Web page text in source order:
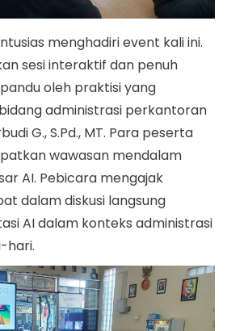
menghadiri event kali ini.
sesi interaktif dan penuh
oleh praktisi yang
administrasi perkantoran
G., S.Pd., MT. Para peserta
wawasan mendalam
AI. Pebicara mengajak
dalam diskusi langsung
AI dalam konteks administrasi
hari.